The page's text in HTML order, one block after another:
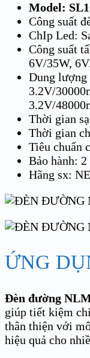
Model:
Công suất
ChIp Led:
Công suất
6V/35W,
Dung lượng
3.2V/
3.2V/
Thời gian
Thời gian
Tiêu chuẩn
Bảo hành: 2
Hãng sx:
ỨNG
Đèn đường
giúp tiết kiệm
thân thiện với
hiệu quả cho